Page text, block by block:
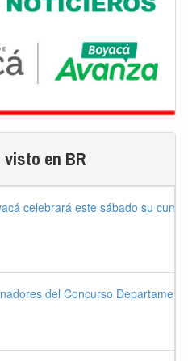
en BR
celebrará este sábado su
del Concurso